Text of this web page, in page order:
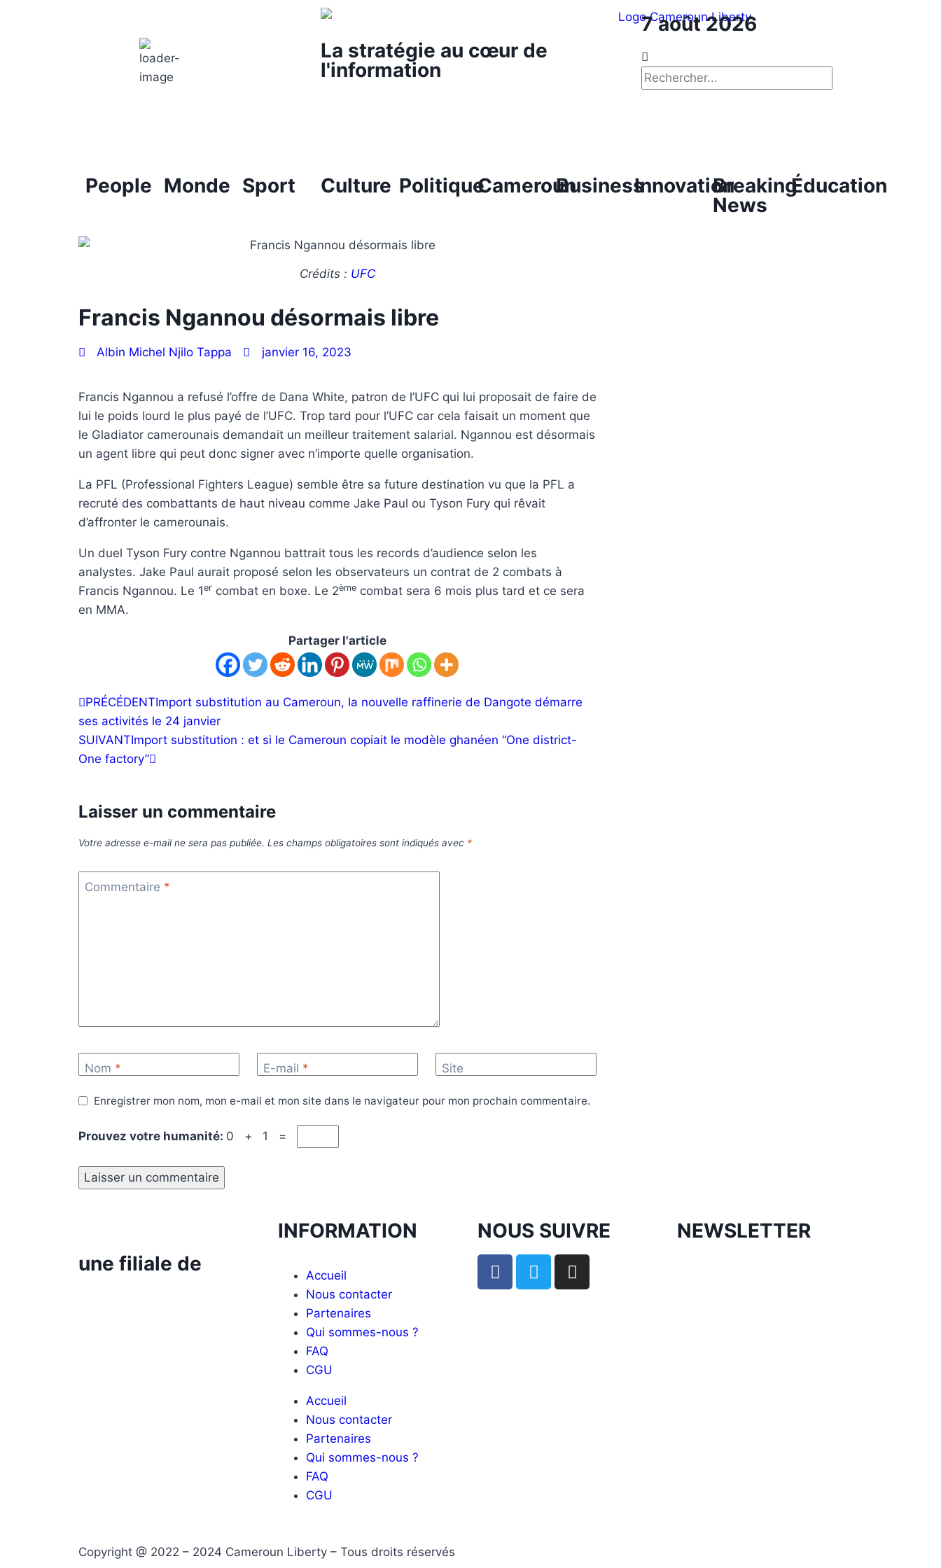
11:59 pm,
18
La stratégie au cœur de
l'information
7 août 2026
People Monde Sport Culture PolitiqueCamerounBusinessInnovationBreaking
News
Éducation
Crédits : UFC
Francis Ngannou désormais libre
Albin Michel Njilo Tappa janvier 16, 2023
Francis Ngannou a refusé l’offre de Dana White, patron de l’UFC qui lui proposait de faire de
lui le poids lourd le plus payé de l’UFC. Trop tard pour l’UFC car cela faisait un moment que
le Gladiator camerounais demandait un meilleur traitement salarial. Ngannou est désormais
un agent libre qui peut donc signer avec n’importe quelle organisation.
La PFL (Professional Fighters League) semble être sa future destination vu que la PFL a
recruté des combattants de haut niveau comme Jake Paul ou Tyson Fury qui rêvait
d’affronter le camerounais.
Un duel Tyson Fury contre Ngannou battrait tous les records d’audience selon les
analystes. Jake Paul aurait proposé selon les observateurs un contrat de 2 combats à
Francis Ngannou. Le 1er combat en boxe. Le 2ème combat sera 6 mois plus tard et ce sera
en MMA.
Partager l'article
PRÉCÉDENTImport substitution au Cameroun, la nouvelle raffinerie de Dangote démarre
ses activités le 24 janvier
SUIVANTImport substitution : et si le Cameroun copiait le modèle ghanéen “One district-
One factory”
Laisser un commentaire
Votre adresse e-mail ne sera pas publiée. Les champs obligatoires sont indiqués avec *
Commentaire *
Nom * E-mail * Site
Enregistrer mon nom, mon e-mail et mon site dans le navigateur pour mon prochain commentaire.
Prouvez votre humanité: 0 + 1 =
une filiale de
INFORMATION
Accueil
Nous contacter
Partenaires
Qui sommes-nous ?
FAQ
CGU
Accueil
Nous contacter
Partenaires
Qui sommes-nous ?
FAQ
CGU
NOUS SUIVRE NEWSLETTER
Copyright @ 2022 – 2024 Cameroun Liberty – Tous droits réservés